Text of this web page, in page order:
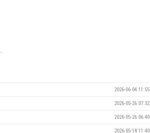
2026-06-04 11:55
2026-05-26 07:32
2026-05-26 06:40
2026-05-18 11:40